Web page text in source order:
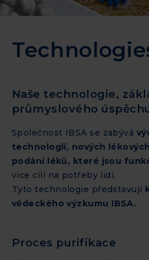
Naše technologie,
průmyslového
Společnost IBSA se zabývá
technologií, nových
podání léků, které jsou
více cílí na potřeby lidí.
Tyto technologie představují
vědeckého výzkumu IBSA.
Proces purifikace